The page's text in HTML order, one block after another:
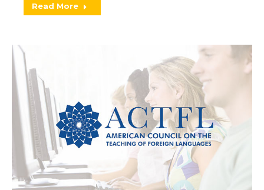
Read More